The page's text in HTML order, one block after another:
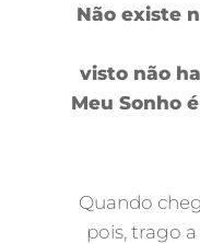
Não existe
visto não
Meu Sonho
Quando
pois, trago